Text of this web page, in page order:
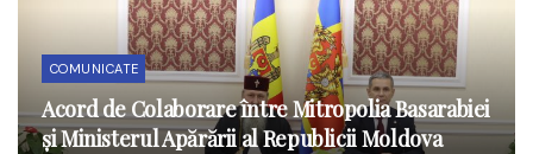
COMUNICATE
Acord de Colaborare între Mitropolia Basarabiei
și Ministerul Apărării al Republicii Moldova